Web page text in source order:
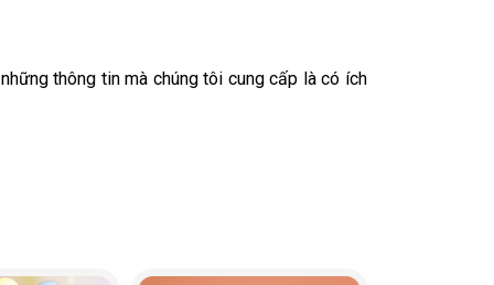
thông tin mà chúng tôi cung cấp là có ích